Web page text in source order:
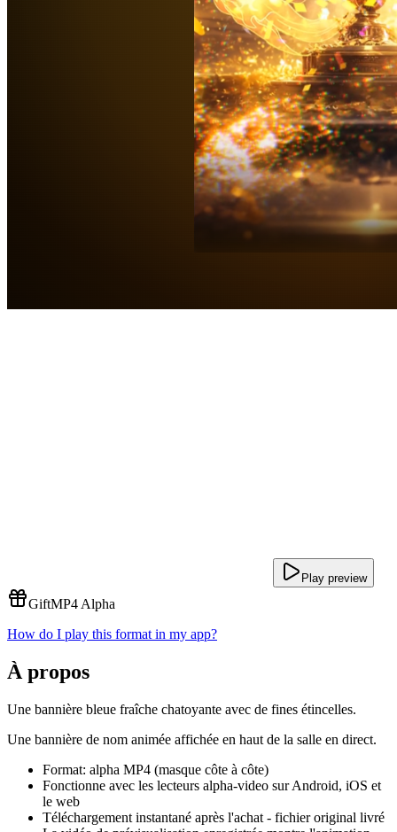
Play preview
GiftMP4 Alpha
How do I play this format in my app?
À propos
Une bannière bleue fraîche chatoyante avec de fines étincelles.
Une bannière de nom animée affichée en haut de la salle en direct.
Format: alpha MP4 (masque côte à côte)
Fonctionne avec les lecteurs alpha-video sur Android, iOS et
le web
Téléchargement instantané après l'achat - fichier original livré